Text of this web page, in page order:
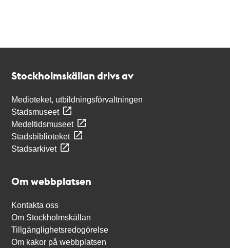
Stockholmskällan drivs av
Medioteket, utbildningsförvaltningen
Stadsmuseet
Medeltidsmuseet
Stadsbiblioteket
Stadsarkivet
Om webbplatsen
Kontakta oss
Om Stockholmskällan
Tillgänglighetsredogörelse
Om kakor på webbplatsen